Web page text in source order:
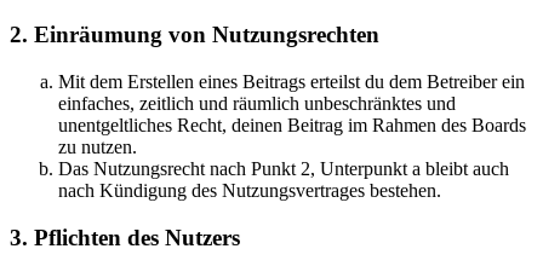
2. Einräumung von Nutzungsrechten
Mit dem Erstellen eines Beitrags erteilst du dem Betreiber ein
einfaches, zeitlich und räumlich unbeschränktes und
unentgeltliches Recht, deinen Beitrag im Rahmen des Boards
zu nutzen.
Das Nutzungsrecht nach Punkt 2, Unterpunkt a bleibt auch
nach Kündigung des Nutzungsvertrages bestehen.
3. Pflichten des Nutzers